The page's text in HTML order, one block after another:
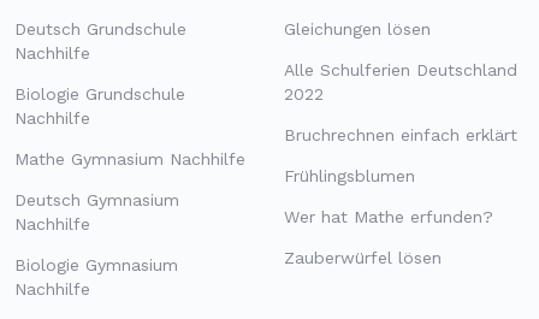
Deutsch Grundschule
Nachhilfe
Biologie Grundschule
Nachhilfe
Mathe Gymnasium Nachhilfe
Deutsch Gymnasium
Nachhilfe
Biologie Gymnasium
Nachhilfe
Gleichungen lösen
Alle Schulferien Deutschland
2022
Bruchrechnen einfach erklärt
Frühlingsblumen
Wer hat Mathe erfunden?
Zauberwürfel lösen